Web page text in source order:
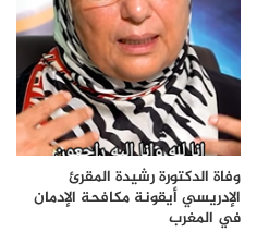
وفاة الدكتورة رشيدة المقرئ
الإدريسي أيقونة مكافحة الإدمان
في المغرب